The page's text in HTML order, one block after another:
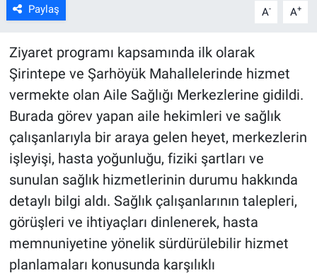
Paylaş A- A+
Ziyaret programı kapsamında ilk olarak
Şirintepe ve Şarhöyük Mahallelerinde hizmet
vermekte olan Aile Sağlığı Merkezlerine gidildi.
Burada görev yapan aile hekimleri ve sağlık
çalışanlarıyla bir araya gelen heyet, merkezlerin
işleyişi, hasta yoğunluğu, fiziki şartları ve
sunulan sağlık hizmetlerinin durumu hakkında
detaylı bilgi aldı. Sağlık çalışanlarının talepleri,
görüşleri ve ihtiyaçları dinlenerek, hasta
memnuniyetine yönelik sürdürülebilir hizmet
planlamaları konusunda karşılıklı